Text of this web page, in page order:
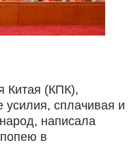
Китая (КПК),
усилия, сплачивая и
написала
в